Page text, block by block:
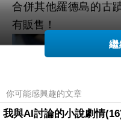
合併其他羅德島的古
有販售！
繼
你可能感興趣的文章
我與AI討論的小說劇情